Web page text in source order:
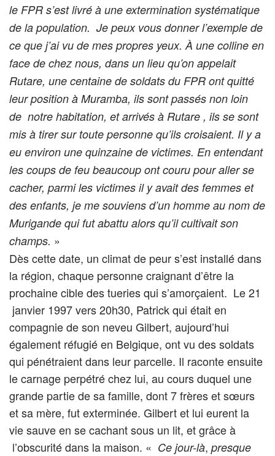
le FPR s’est livré à une extermination systématique
de la population. Je peux vous donner l’exemple de
ce que j’ai vu de mes propres yeux. À une colline en
face de chez nous, dans un lieu qu’on appelait
Rutare, une centaine de soldats du FPR ont quitté
leur position à Muramba, ils sont passés non loin
de notre habitation, et arrivés à Rutare , ils se sont
mis à tirer sur toute personne qu’ils croisaient. Il y a
eu environ une quinzaine de victimes. En entendant
les coups de feu beaucoup ontcouru pour aller se
cacher, parmi les victimes il y avait des femmes et
des enfants, je me souviens d’un homme au nom de
Murigande qui fut abattu alors qu’il cultivait son
champs. »
Dès cette date, un climat de peur s’est installé dans
la région, chaque personne craignant d’être la
prochaine cible des tueries qui s’amorçaient. Le 21
janvier 1997 vers 20h30, Patrick qui était en
compagnie de son neveu Gilbert, aujourd’hui
également réfugié en Belgique, ont vu des soldats
qui pénétraient dans leur parcelle. Il raconte ensuite
le carnage perpétré chez lui, au cours duquel une
grande partie de sa famille, dont 7 frères et sœurs
et sa mère, fut exterminée. Gilbert et lui eurent la
vie sauve en se cachant sous un lit, et grâce à
l’obscurité dans la maison. « Ce jour-là, presque